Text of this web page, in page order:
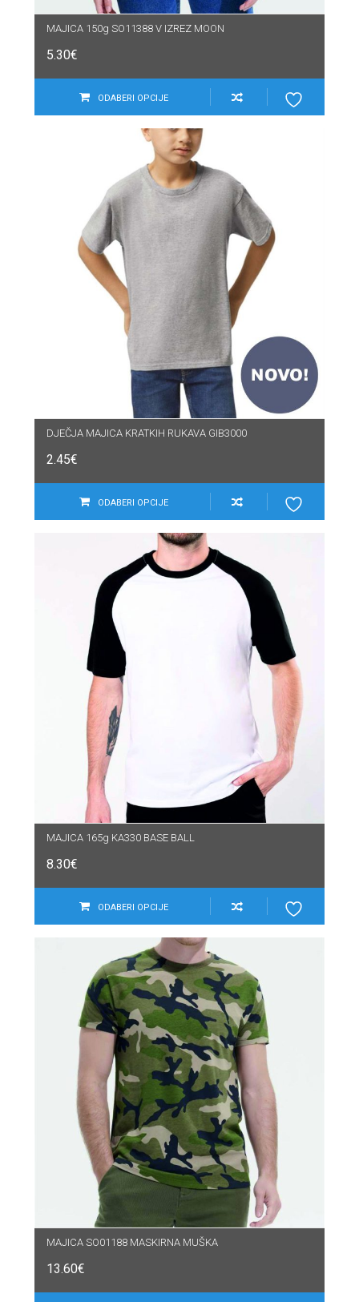
MAJICA 150g SO11388 V IZREZ MOON
5.30€
ODABERI OPCIJE
DJEČJA MAJICA KRATKIH RUKAVA GIB3000
2.45€
ODABERI OPCIJE
MAJICA 165g KA330 BASE BALL
8.30€
ODABERI OPCIJE
MAJICA SO01188 MASKIRNA MUŠKA
13.60€